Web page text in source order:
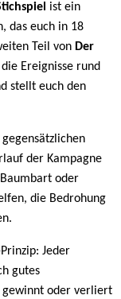
ist ein
das euch in 18
Teil von Der
Ereignisse rund
stellt euch den
der Kampagne
oder
die Bedrohung
Jeder
gutes
gewinnt oder verliert